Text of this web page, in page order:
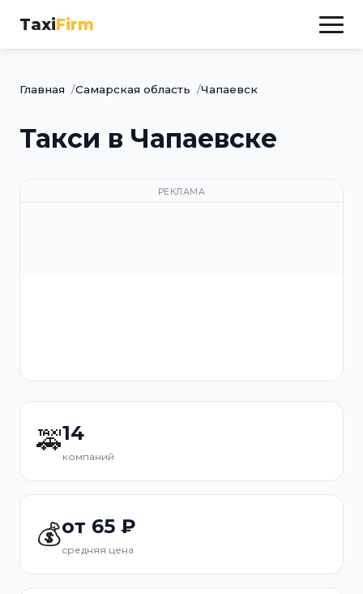
TaxiFirm
Главная Самарская область Чапаевск
Такси в Чапаевске
РЕКЛАМА
🚕14
компаний
💰от 65 ₽
средняя цена